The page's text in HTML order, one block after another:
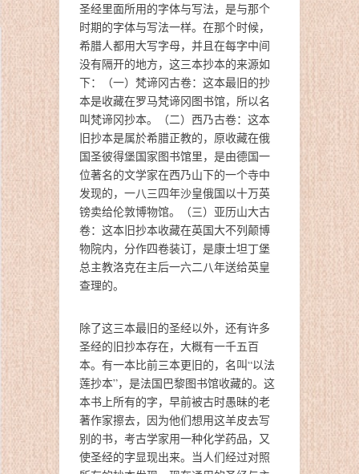
圣经里面所用的字体与写法，是与那个
时期的字体与写法一样。在那个时候，
希腊人都用大写字母，并且在每字中间
没有隔开的地方，这三本抄本的来源如
下：（一）梵谛冈古卷：这本最旧的抄
本是收藏在罗马梵谛冈图书馆，所以名
叫梵谛冈抄本。（二）西乃古卷：这本
旧抄本是属於希腊正教的，原收藏在俄
国圣彼得堡国家图书馆里，是由德国一
位著名的文学家在西乃山下的一个寺中
发现的，一八三四年沙皇俄国以十万英
镑卖给伦敦博物馆。（三）亚历山大古
卷：这本旧抄本收藏在英国大不列颠博
物院内，分作四卷装订，是康士坦丁堡
总主教洛克在主后一六二八年送给英皇
查理的。
除了这三本最旧的圣经以外，还有许多
圣经的旧抄本存在，大概有一千五百
本。有一本比前三本更旧的，名叫“以法
莲抄本”，是法国巴黎图书馆收藏的。这
本书上所有的字，早前被古时愚昧的老
著作家擦去，因为他们想用这羊皮去写
别的书，考古学家用一种化学药品，又
使圣经的字显现出来。当人们经过对照